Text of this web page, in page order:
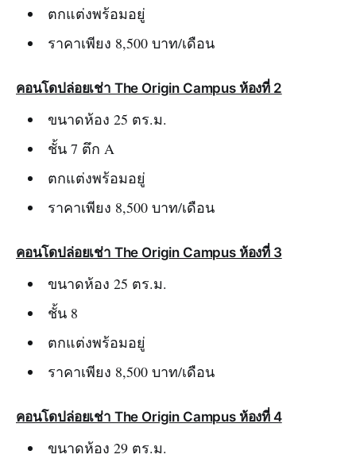
ตกแต่งพร้อมอยู่
ราคาเพียง 8,500 บาท/เดือน
คอนโดปล่อยเช่า The Origin Campus ห้องที่ 2
ขนาดห้อง 25 ตร.ม.
ชั้น 7 ตึก A
ตกแต่งพร้อมอยู่
ราคาเพียง 8,500 บาท/เดือน
คอนโดปล่อยเช่า The Origin Campus ห้องที่ 3
ขนาดห้อง 25 ตร.ม.
ชั้น 8
ตกแต่งพร้อมอยู่
ราคาเพียง 8,500 บาท/เดือน
คอนโดปล่อยเช่า The Origin Campus ห้องที่ 4
ขนาดห้อง 29 ตร.ม.